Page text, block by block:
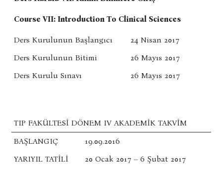
Course VII: Introduction To Clinical Sciences
Ders Kurulunun Başlangıcı
24 Nisan 2017
Ders Kurulunun Bitimi
26 Mayıs 2017
Ders Kurulu Sınavı
26 Mayıs 2017
TIP FAKÜLTESI DÖNEM IV AKADEMIK TAKVIM
BAŞLANGIÇ
19.09.2016
YARIYIL TATİLİ
20 Ocak 2017 – 6 Şubat 2017